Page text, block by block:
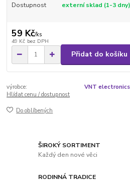
Dostupnost externí sklad (1-3
59 Kč/ks
49 Kč bez DPH
Přidat do košíku
výrobce:
VNT electronics
Hlídat cenu / dostupnost
Do oblíbených
ŠIROKÝ SORTIMENT
Každý den nové věci
RODINNÁ TRADICE